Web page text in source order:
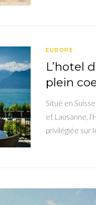
EUROPE
L’hotel
plein
Situé en
et Lausanne,
privilégiée sur